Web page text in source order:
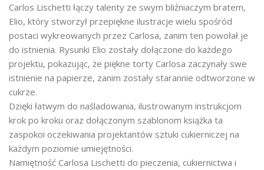
Carlos Lischetti łączy talenty ze swym bliźniaczym bratem,
Elio, który stworzył przepiękne ilustracje wielu spośród
postaci wykreowanych przez Carlosa, zanim ten powołał je
do istnienia. Rysunki Elio zostały dołączone do każdego
projektu, pokazując, że piękne torty Carlosa zaczynały swe
istnienie na papierze, zanim zostały starannie odtworzone w
cukrze.
Dzięki łatwym do naśladowania, ilustrowanym instrukcjom
krok po kroku oraz dołączonym szablonom książka ta
zaspokoi oczekiwania projektantów sztuki cukierniczej na
każdym poziomie umiejętności.
Namiętność Carlosa Lischetti do pieczenia, cukiernictwa i